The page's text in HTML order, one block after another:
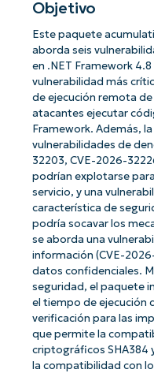
Objetivo
Este paquete
aborda seis
en .NET Framework
vulnerabilidad más
de ejecución remota
atacantes ejecutar
Framework. Además,
vulnerabilidades de
32203, CVE-2026-
podrían explotarse
servicio, y una
característica de
podría socavar los
se aborda una
información (CVE-
datos confidenciales.
seguridad, el paquete
el tiempo de ejecución
verificación para las
que permite la
criptográficos SHA384
la compatibilidad con